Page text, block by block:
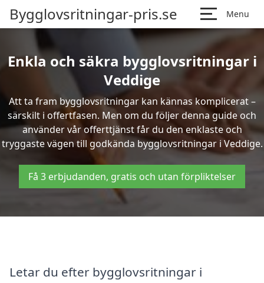
Bygglovsritningar-pris.se Menu
Enkla och säkra bygglovsritningar i
Veddige
Att ta fram bygglovsritningar kan kännas komplicerat –
särskilt i offertfasen. Men om du följer denna guide och
använder vår offerttjänst får du den enklaste och
tryggaste vägen till godkända bygglovsritningar i Veddige.
Få 3 erbjudanden, gratis och utan förpliktelser
Letar du efter bygglovsritningar i